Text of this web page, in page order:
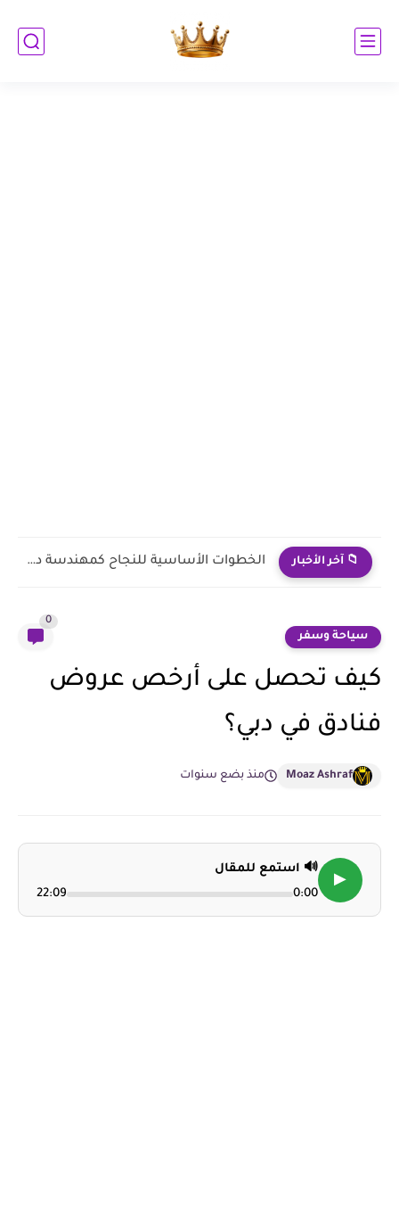
📁 آخر الأخبار كيفية تطوير مهاراتك في تصميم الديكور
سياحة وسفر
0
كيف تحصل على أرخص عروض
فنادق في دبي؟
Moaz Ashraf منذ بضع سنوات
▶
🔊 استمع للمقال
0:00
22:09